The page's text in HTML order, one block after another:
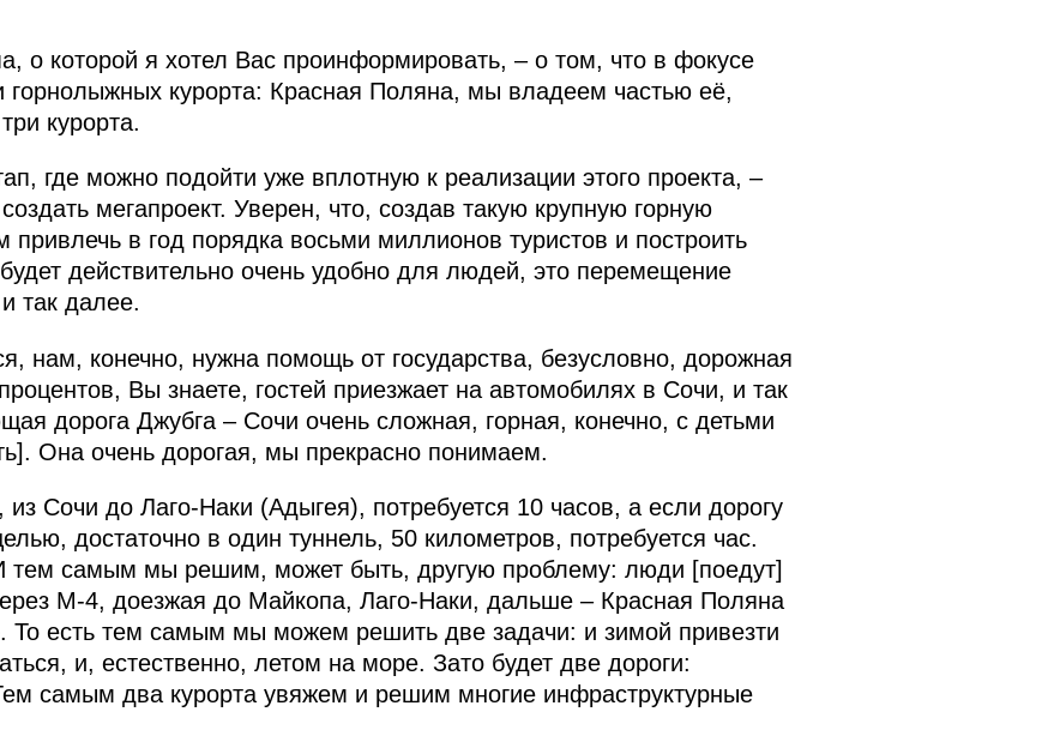
о которой я хотел Вас проинформировать, – о том, что в фокусе
горнолыжных курорта: Красная Поляна, мы владеем частью её,
курорта.
где можно подойти уже вплотную к реализации этого проекта, –
мегапроект. Уверен, что, создав такую крупную горную
в год порядка восьми миллионов туристов и построить
действительно очень удобно для людей, это перемещение
так далее.
нам, конечно, нужна помощь от государства, безусловно, дорожная
Вы знаете, гостей приезжает на автомобилях в Сочи, и так
дорога Джубга – Сочи очень сложная, горная, конечно, с детьми
Она очень дорогая, мы прекрасно понимаем.
Сочи до Лаго-Наки (Адыгея), потребуется 10 часов, а если дорогу
достаточно в один туннель, 50 километров, потребуется час.
тем самым мы решим, может быть, другую проблему: люди [поедут]
М-4, доезжая до Майкопа, Лаго-Наки, дальше – Красная Поляна
То есть тем самым мы можем решить две задачи: и зимой привезти
и, естественно, летом на море. Зато будет две дороги:
самым два курорта увяжем и решим многие инфраструктурные